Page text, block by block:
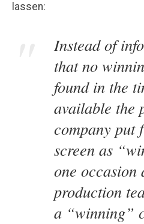
lassen:
Instead of
that no
found in the
available the
company put
screen as
one occasion
production
a “winning”